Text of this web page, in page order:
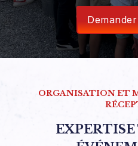
ORGANISATION ET